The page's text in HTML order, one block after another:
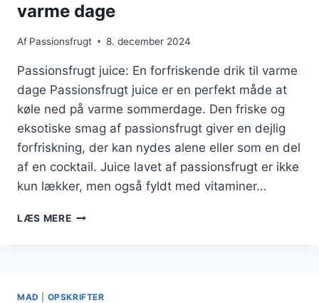
varme dage
Af Passionsfrugt 8. december 2024
Passionsfrugt juice: En forfriskende drik til varme
dage Passionsfrugt juice er en perfekt måde at
køle ned på varme sommerdage. Den friske og
eksotiske smag af passionsfrugt giver en dejlig
forfriskning, der kan nydes alene eller som en del
af en cocktail. Juice lavet af passionsfrugt er ikke
kun lækker, men også fyldt med vitaminer…
LÆS MEREPASSIONSFRUGT
MAD OPSKRIFTER